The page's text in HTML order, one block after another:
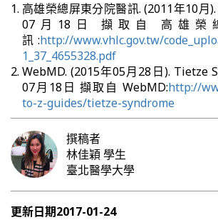
高雄榮總屏東分院醫訊. (2011年10月
07月18日 擷取自 高雄榮
訊:http://www.vhlc.gov.tw/
1_37_4655328.pdf
WebMD. (2015年05月28日). Tietze
07月18日 擷取自 WebMD:http://
to-z-guides/tietze-syndrome
撰稿者
林佳穎學生
臺北醫學大學
更新日期2017-01-24